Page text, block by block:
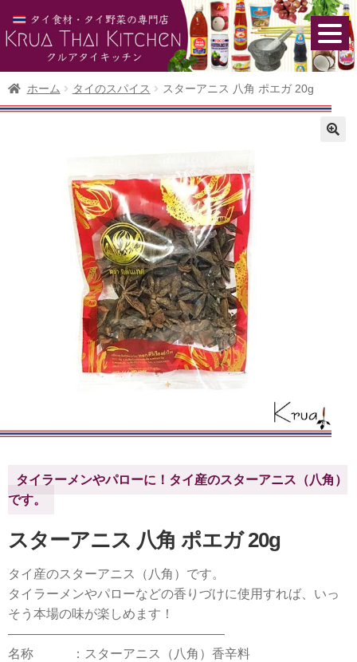
ホーム タイのスパイス スターアニス 八角 ポエガ 20g
タイラーメンやパローに！タイ産のスターアニス（八角）
です。
スターアニス 八角 ポエガ 20g
タイ産のスターアニス（八角）です。
タイラーメンやパローなどの香りづけに使用すれば、いっ
そう本場の味が楽しめます！
—————————————————
名称 ：スターアニス（八角）香辛料